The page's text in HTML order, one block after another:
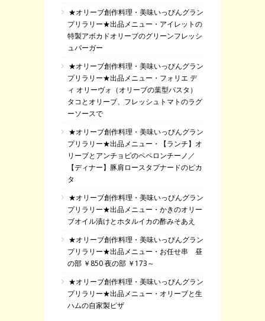
★オリーブ創作料理・美味いっぴんグラン
プリラリー★出品メニュー・アイレットの
特製アボカドオリーブのグリーンフレッシ
ュバーガー
★オリーブ創作料理・美味いっぴんグラン
プリラリー★出品メニュー・フォリエ デ
ィ オリーヴォ（オリーブの葉型パスタ）
タコとオリーブ、フレッシュトマトのラグ
ーソースで
★オリーブ創作料理・美味いっぴんグラン
プリラリー★出品メニュー・【ランチ】オ
リーブとアンチョビのペペロンチーノ／
【ディナー】豚肩ロースタプナードのピカ
タ
★オリーブ創作料理・美味いっぴんグラン
プリラリー★出品メニュー・かきのオリー
ブオイル漬けとホタルイカの酢みそあえ
★オリーブ創作料理・美味いっぴんグラン
プリラリー★出品メニュー・お任せ串 昼
の部 ￥850 夜の部 ￥173～
★オリーブ創作料理・美味いっぴんグラン
プリラリー★出品メニュー・オリーブと生
ハムの自家製ピザ